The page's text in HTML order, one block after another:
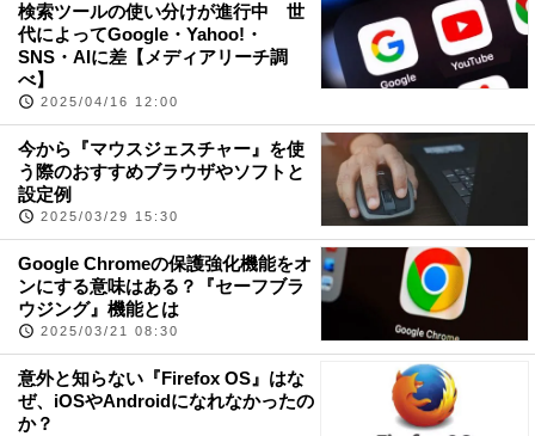
検索ツールの使い分けが進行中 世
代によってGoogle・Yahoo!・
SNS・AIに差【メディアリーチ調
べ】
2025/04/16 12:00
今から『マウスジェスチャー』を使
う際のおすすめブラウザやソフトと
設定例
2025/03/29 15:30
Google Chromeの保護強化機能をオ
ンにする意味はある？『セーフブラ
ウジング』機能とは
2025/03/21 08:30
意外と知らない『Firefox OS』はな
ぜ、iOSやAndroidになれなかったの
か？